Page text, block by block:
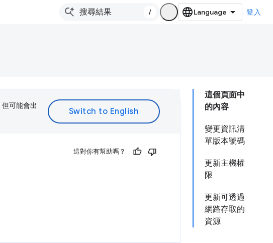
/ 登入
這個頁面中
的內容
變更資訊清
單版本號碼
更新主機權
限
更新可透過
網路存取的
資源
可能會出
這對你有幫助嗎？